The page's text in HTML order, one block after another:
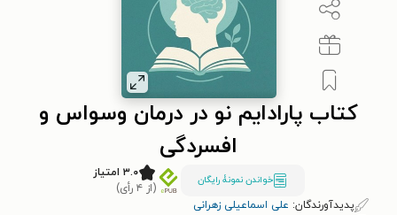
کتاب پارادایم نو در درمان وسواس و
افسردگی
خواندن نمونۀ رایگان
۳.۰ امتیاز
(از ۴ رأی)
پدیدآورندگان: علی اسماعیلی زهرانی